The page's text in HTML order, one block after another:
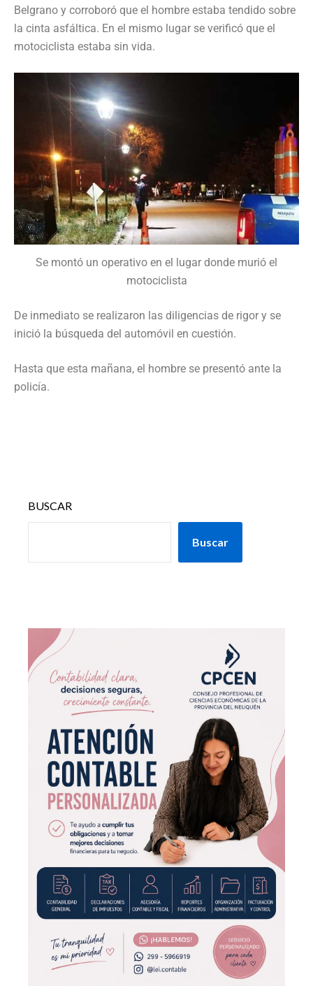
Belgrano y corroboró que el hombre estaba tendido sobre
la cinta asfáltica. En el mismo lugar se verificó que el
motociclista estaba sin vida.
Se montó un operativo en el lugar donde murió el
motociclista
De inmediato se realizaron las diligencias de rigor y se
inició la búsqueda del automóvil en cuestión.
Hasta que esta mañana, el hombre se presentó ante la
policía.
BUSCAR
Buscar